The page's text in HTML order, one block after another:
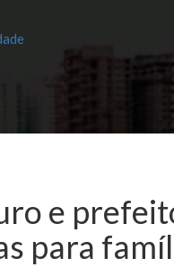
e
para